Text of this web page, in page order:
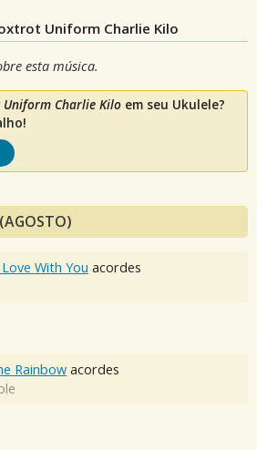
Uniform Charlie Kilo
esta música.
Charlie Kilo em seu Ukulele?
With You acordes
Rainbow acordes